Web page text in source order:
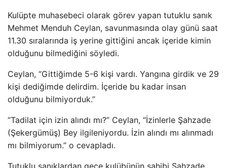
Kulüpte muhasebeci olarak görev yapan tutuklu sanık
Mehmet Menduh Ceylan, savunmasında olay günü saat
11.30 sıralarında iş yerine gittiğini ancak içeride kimin
olduğunu bilmediğini söyledi.
Ceylan, “Gittiğimde 5-6 kişi vardı. Yangına girdik ve 29
kişi dediğimde delirdim. İçeride bu kadar insan
olduğunu bilmiyorduk.”
“Tadilat için izin alındı ​​mı?” Ceylan, “İzinlerle Şahzade
(Şekergümüş) Bey ilgileniyordu. İzin alındı ​​mı alınmadı
mı bilmiyorum.” o cevapladı.
Tutuklu sanıklardan gece kulübünün sahibi Şahzade